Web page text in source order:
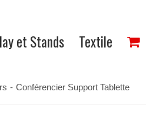
et Stands Textile
- Conférencier Support Tablette